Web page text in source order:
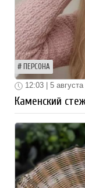
ПЕРСОНА
12:03 | 5 августа
Каменский